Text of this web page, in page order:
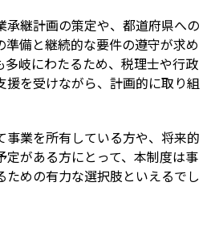
承継計画の策定や、都道府県への
準備と継続的な要件の遵守が求め
多岐にわたるため、税理士や行政
援を受けながら、計画的に取り組
事業を所有している方や、将来的
定がある方にとって、本制度は事
ための有力な選択肢といえるでし